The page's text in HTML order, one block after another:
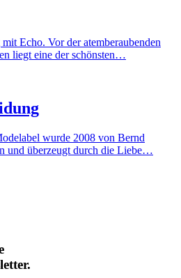
Echo. Vor der atemberaubenden
liegt eine der schönsten…
wurde 2008 von Bernd
und überzeugt durch die Liebe…